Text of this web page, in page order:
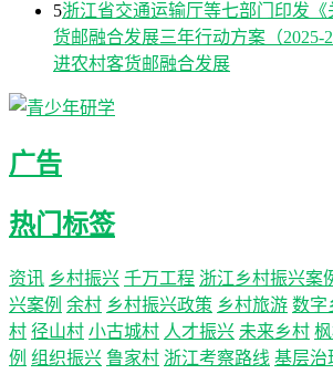
5浙江省交通运输厅等七部门印发
货邮融合发展三年行动方案（2025-
进农村客货邮融合发展
广告
热门标签
资讯 乡村振兴 千万工程 浙江乡村振兴案
兴案例 余村 乡村振兴政策 乡村旅游 数字
村 径山村 小古城村 人才振兴 未来乡村
例 组织振兴 鲁家村 浙江考察路线 基层治